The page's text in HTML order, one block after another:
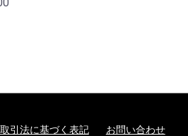
引法に基づく表記 お問い合わせ